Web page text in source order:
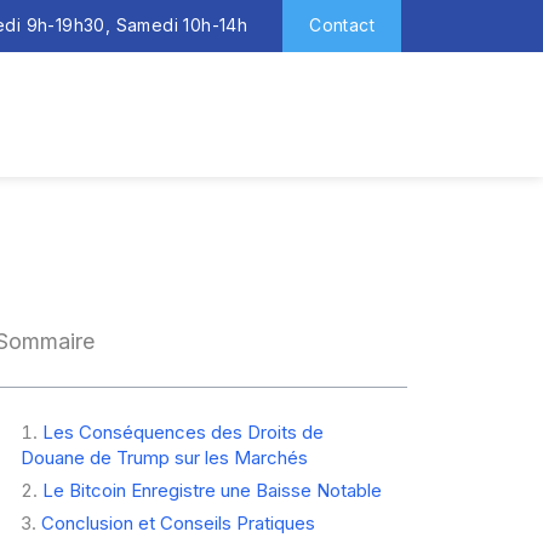
9h-19h30, Samedi 10h-14h Contact
Les Conséquences des Droits de
Douane de Trump sur les Marchés
Le Bitcoin Enregistre une Baisse Notable
Conclusion et Conseils Pratiques